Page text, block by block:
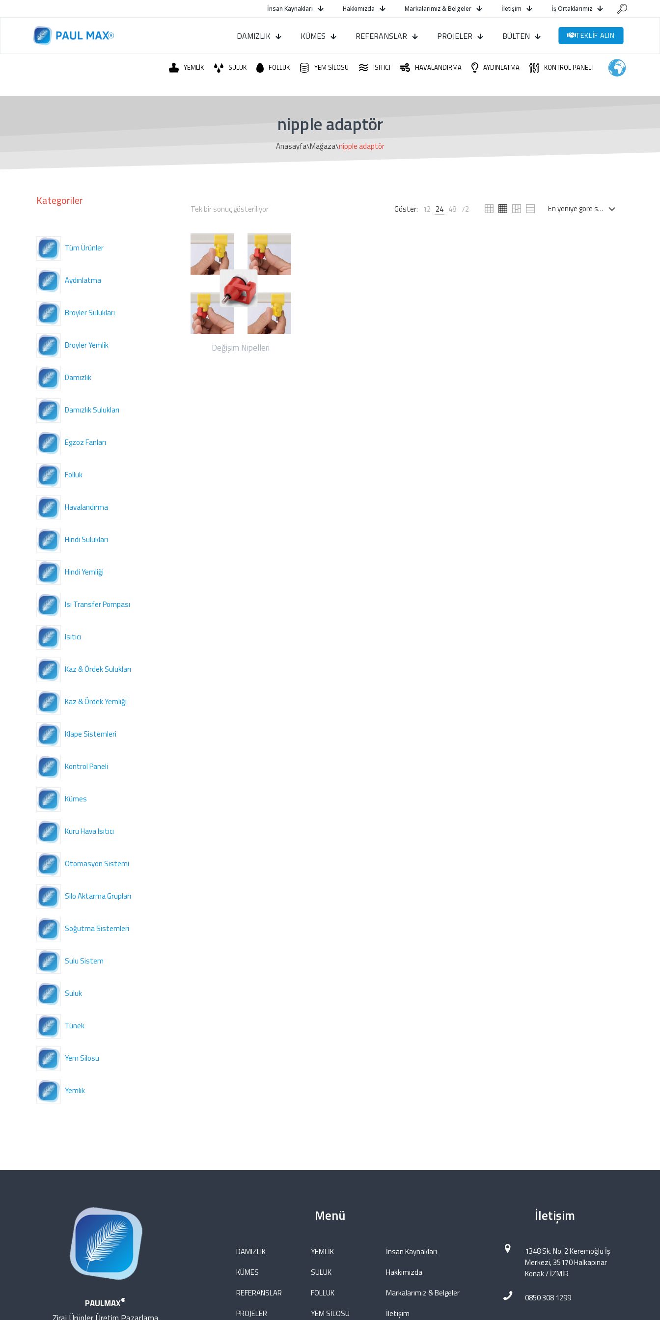
İnsan Kaynakları Hakkımızda Markalarımız & Belgeler İletişim İş Ortaklarımız
DAMIZLIK KÜMES REFERANSLAR PROJELER BÜLTEN TEKLİF ALIN
YEMLİK SULUK FOLLUK YEM SİLOSU ISITICI HAVALANDIRMA AYDINLATMA KONTROL PANELİ
nipple adaptör
Anasayfa\Mağaza\nipple adaptör
Kategoriler
Tüm Ürünler
Aydınlatma
Broyler Sulukları
Broyler Yemlik
Damızlık
Damızlık Sulukları
Egzoz Fanları
Folluk
Havalandırma
Hindi Sulukları
Hindi Yemliği
Isı Transfer Pompası
Isıtıcı
Kaz & Ördek Sulukları
Kaz & Ördek Yemliği
Klape Sistemleri
Kontrol Paneli
Kümes
Kuru Hava Isıtıcı
Otomasyon Sistemi
Silo Aktarma Grupları
Soğutma Sistemleri
Sulu Sistem
Suluk
Tünek
Yem Silosu
Yemlik
Tek bir sonuç gösteriliyor Göster: 12 24 48 72
Değişim Nipelleri
PAULMAX®
Menü
DAMIZLIK
KÜMES
REFERANSLAR
PROJELER
YEMLİK
SULUK
FOLLUK
YEM SİLOSU
İnsan Kaynakları
Hakkımızda
Markalarımız & Belgeler
İletişim
İletişim
1348 Sk. No. 2 Keremoğlu İş
Merkezi, 35170 Halkapınar
Konak / İZMİR
0850 308 1299